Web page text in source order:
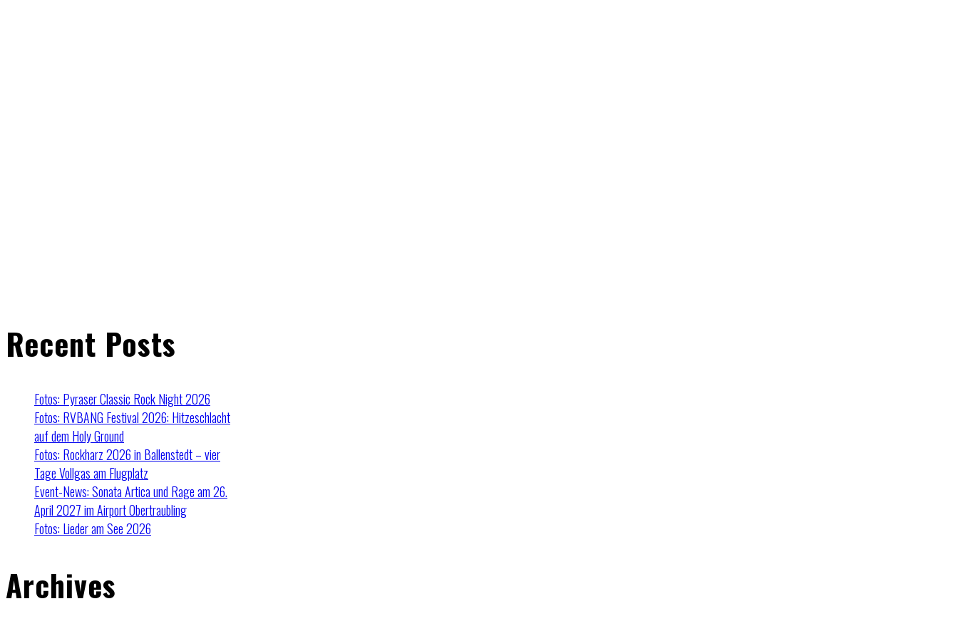
Recent Posts
Fotos: Pyraser Classic Rock Night 2026
Fotos: RVBANG Festival 2026: Hitzeschlacht
auf dem Holy Ground
Fotos: Rockharz 2026 in Ballenstedt – vier
Tage Vollgas am Flugplatz
Event-News: Sonata Artica und Rage am 26.
April 2027 im Airport Obertraubling
Fotos: Lieder am See 2026
Archives